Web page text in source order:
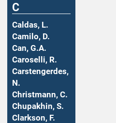
C
Caldas, L.
Camilo, D.
Can, G.A.
Caroselli, R.
Carstengerdes,
N.
Christmann, C.
Chupakhin, S.
Clarkson, F.